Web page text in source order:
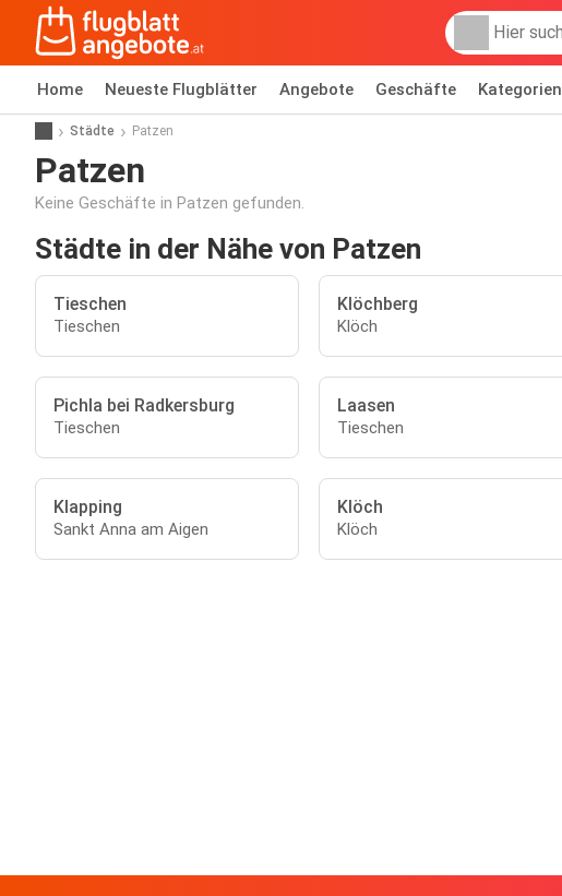
Home Neueste Flugblätter Angebote Geschäfte Kategorien
Städte Patzen
Patzen
Keine Geschäfte in Patzen gefunden.
Städte in der Nähe von Patzen
Tieschen
Tieschen
Klöchberg
Klöch
Pichla bei Radkersburg
Tieschen
Laasen
Tieschen
Klapping
Sankt Anna am Aigen
Klöch
Klöch